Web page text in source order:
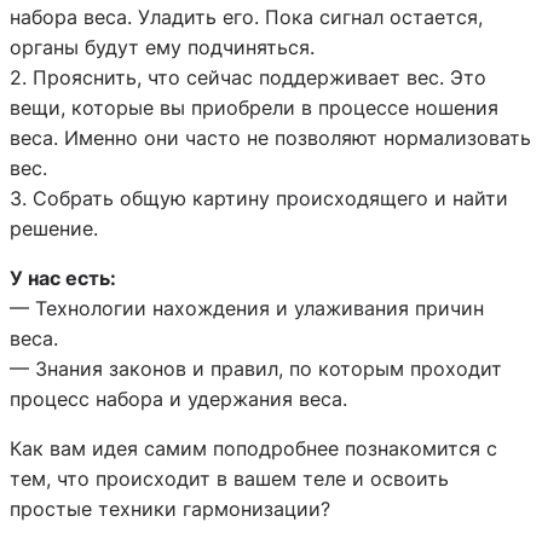
набора веса. Уладить его. Пока сигнал остается,
органы будут ему подчиняться.
2. Прояснить, что сейчас поддерживает вес. Это
вещи, которые вы приобрели в процессе ношения
веса. Именно они часто не позволяют нормализовать
вес.
3. Собрать общую картину происходящего и найти
решение.
У нас есть:
— Технологии нахождения и улаживания причин
веса.
— Знания законов и правил, по которым проходит
процесс набора и удержания веса.
Как вам идея самим поподробнее познакомится с
тем, что происходит в вашем теле и освоить
простые техники гармонизации?